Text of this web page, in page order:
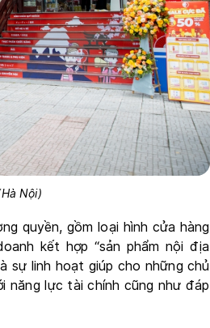
Nội)
quyền, gồm loại hình cửa hàng
kết hợp “sản phẩm nội địa
sự linh hoạt giúp cho những chủ
năng lực tài chính cũng như đáp